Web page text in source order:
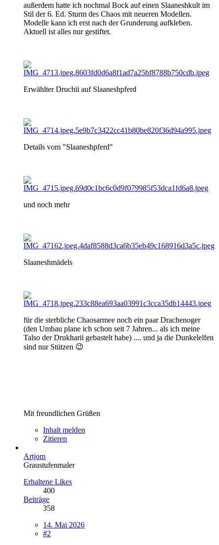
außerdem hatte ich nochmal Bock auf einen Slaaneshkult im
Stil der 6. Ed. Sturm des Chaos mit neueren Modellen.
Modelle kann ich erst nach der Grunderung aufkleben.
Aktuell ist alles nur gestiftet.
Erwählter Druchii auf Slaaneshpferd
Details vom "Slaaneshpferd"
und noch mehr
Slaaneshmädels
für die sterbliche Chaosarmee noch ein paar Drachenoger
(den Umbau plane ich schon seit 7 Jahren... als ich meine
Talso der Drukharii gebastelt habe) .... und ja die Dunkelelfen
sind nur Stützen 😉
Mit freundlichen Grüßen
Inhalt melden
Zitieren
Artjom
Graustufenmaler
Erhaltene Likes
400
Beiträge
358
14. Mai 2026
#2